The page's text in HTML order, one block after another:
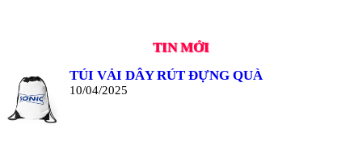
TIN MỚI
TÚI VẢI DÂY RÚT ĐỰNG QUÀ
10/04/2025